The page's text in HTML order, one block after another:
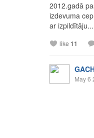
2012.gadā
izdevuma
ar izpildītāju...
like 11
May 6